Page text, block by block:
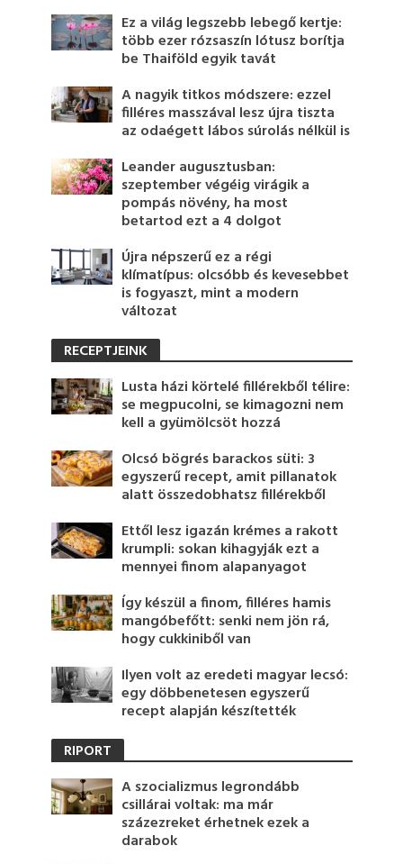
Ez a világ legszebb lebegő kertje:
több ezer rózsaszín lótusz borítja
be Thaiföld egyik tavát
A nagyik titkos módszere: ezzel
filléres masszával lesz újra tiszta
az odaégett lábos súrolás nélkül is
Leander augusztusban:
szeptember végéig virágik a
pompás növény, ha most
betartod ezt a 4 dolgot
Újra népszerű ez a régi
klímatípus: olcsóbb és kevesebbet
is fogyaszt, mint a modern
változat
RECEPTJEINK
Lusta házi körtelé fillérekből télire:
se megpucolni, se kimagozni nem
kell a gyümölcsöt hozzá
Olcsó bögrés barackos süti: 3
egyszerű recept, amit pillanatok
alatt összedobhatsz fillérekből
Ettől lesz igazán krémes a rakott
krumpli: sokan kihagyják ezt a
mennyei finom alapanyagot
Így készül a finom, filléres hamis
mangóbefőtt: senki nem jön rá,
hogy cukkiniből van
Ilyen volt az eredeti magyar lecsó:
egy döbbenetesen egyszerű
recept alapján készítették
RIPORT
A szocializmus legrondább
csillárai voltak: ma már
százezreket érhetnek ezek a
darabok